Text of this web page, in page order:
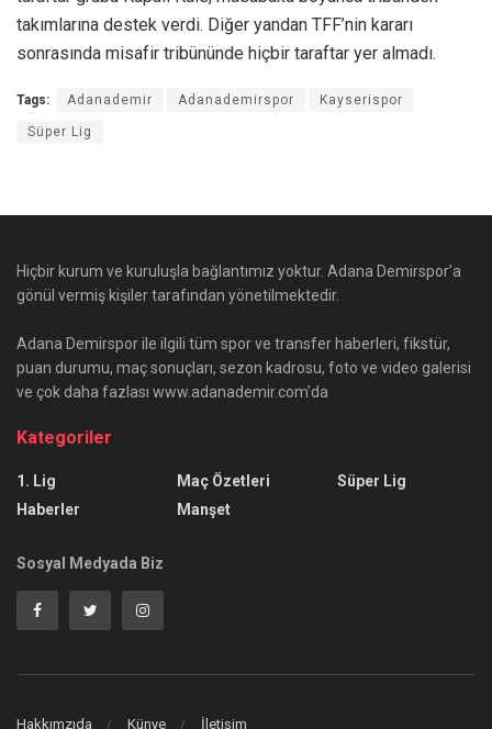
takımlarına destek verdi. Diğer yandan TFF’nin kararı
sonrasında misafir tribününde hiçbir taraftar yer almadı.
Tags: Adanademir Adanademirspor Kayserispor
Süper Lig
Hiçbir kurum ve kuruluşla bağlantımız yoktur. Adana Demirspor’a
gönül vermiş kişiler tarafından yönetilmektedir.
Adana Demirspor ile ilgili tüm spor ve transfer haberleri, fikstür,
puan durumu, maç sonuçları, sezon kadrosu, foto ve video galerisi
ve çok daha fazlası www.adanademir.com'da
Kategoriler
1. Lig
Haberler
Maç Özetleri
Manşet
Süper Lig
Sosyal Medyada Biz
Hakkımzıda Künye İletişim